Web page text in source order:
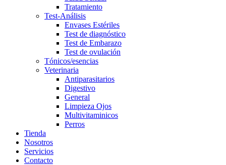
Tratamiento
Test-Análisis
Envases Estériles
Test de diagnóstico
Test de Embarazo
Test de ovulación
Tónicos/esencias
Veterinaria
Antiparasitarios
Digestivo
General
Limpieza Ojos
Multivitaminicos
Perros
Tienda
Nosotros
Servicios
Contacto